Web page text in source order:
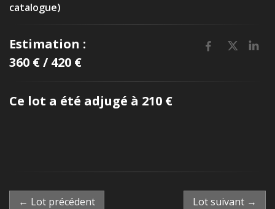
catalogue)
Estimation :
360 € / 420 €
Ce lot a été adjugé à 210 €
← Lot précédent Lot suivant →